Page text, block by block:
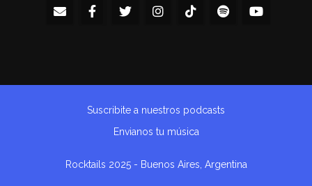
Rocktails 2025 - Buenos Aires, Argentina
Suscribite a nuestros podcasts
Envianos tu música